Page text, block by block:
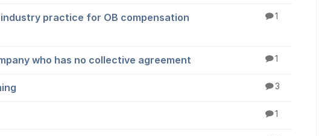
practice for OB compensation
1
who has no collective agreement 1
3
1